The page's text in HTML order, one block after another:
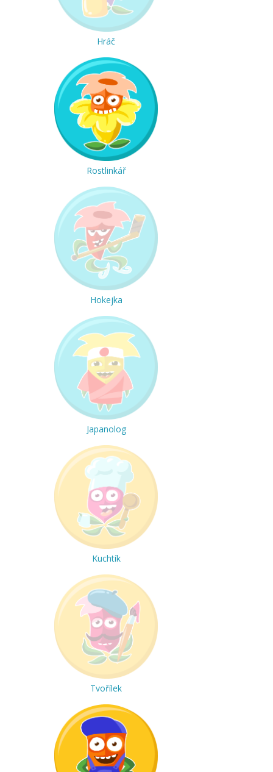
Hráč
Rostlinkář
Hokejka
Japanolog
Kuchtík
Tvořílek